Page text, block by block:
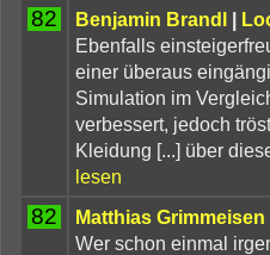
82 Benjamin Brandl|
Ebenfalls
einer überaus
Simulation im
verbessert, jedoch
Kleidung [...] über
lesen
82 Matthias Grimmeisen
Wer schon einmal